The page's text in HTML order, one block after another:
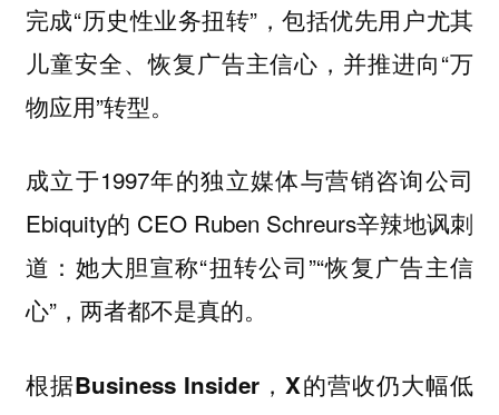
完成“历史性业务扭转”，包括优先用户尤其
儿童安全、恢复广告主信心，并推进向“万
物应用”转型。
成立于1997年的独立媒体与营销咨询公司
Ebiquity的 CEO Ruben Schreurs辛辣地讽刺
道：她大胆宣称“扭转公司”“恢复广告主信
心”，两者都不是真的。
根据Business Insider，X的营收仍大幅低